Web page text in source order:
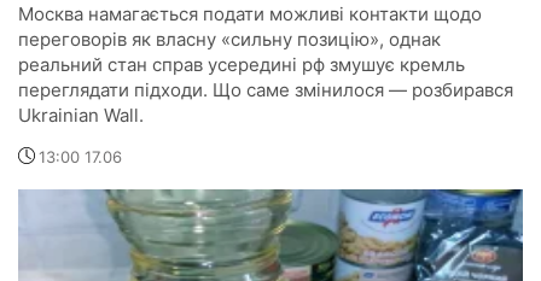
Москва намагається подати можливі контакти щодо
переговорів як власну «сильну позицію», однак
реальний стан справ усередині рф змушує кремль
переглядати підходи. Що саме змінилося — розбирався
Ukrainian Wall.
13:00 17.06